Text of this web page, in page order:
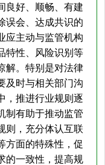
良好、顺畅、有建
误会、达成共识的
应主动与监管机构
特性、风险识别等
解。特别是对法律
及时与相关部门沟
，推进行业规则逐
制有助于推动监管
则，充分体认互联
方面的特殊性，促
的一致性，提高规